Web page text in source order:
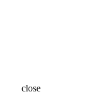
close